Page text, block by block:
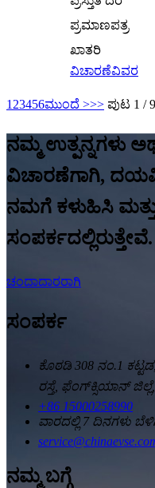
ಪ್ರಮಾಣಪತ್ರ
ಖಾತರಿ
ವಿಚಾರಣೆವಿವರ
1 23456ಮುಂದೆ >>> ಪುಟ 1 / 9
ನಮ್ಮ ಉತ್ಪನ್ನಗಳು
ವಿಚಾರಣೆಗಾಗಿ,
ನಮಗೆ ಕಳುಹಿಸಿ
ಸಂಪರ್ಕದಲ್ಲಿರುತ್ತೇವೆ.
ಚಂದಾದಾರರಾಗಿ
ಸಂಪರ್ಕ
ಕೊಠಡಿ 308 ನಂ.1
ರಸ್ತೆ, ಫೆಂಗ್‌ಕ್ಸಿಯಾನ್ ಜಿಲ್ಲೆ,
+86 15000258990
ವಾರದಲ್ಲಿ 7 ದಿನಗಳು
ನಮ್ಮ ಬಗ್ಗೆ